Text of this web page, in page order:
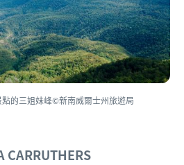
的三姐妹峰©新南威爾士州旅遊局
CARRUTHERS